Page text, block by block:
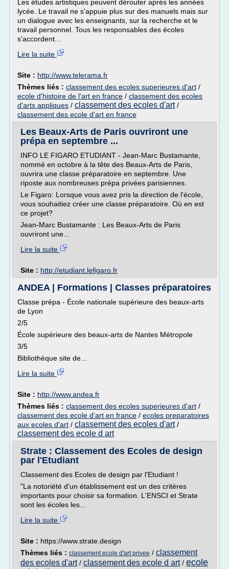
Les études artistiques peuvent dérouter après les années
lycée. Le travail ne s'appuie plus sur des manuels mais sur
un dialogue avec les enseignants, sur la recherche et le
travail personnel. Tous les responsables des écoles
s'accordent...
Lire la suite
Site : http://www.telerama.fr
Thèmes liés : classement des ecoles superieures d'art /
ecole d'histoire de l'art en france / classement des ecoles
d'arts appliques / classement des ecoles d'art/
classement des ecole d'art en france
Les Beaux-Arts de Paris ouvriront une
prépa en septembre ...
INFO LE FIGARO ETUDIANT - Jean-Marc Bustamante,
nommé en octobre à la tête des Beaux-Arts de Paris,
ouvrira une classe préparatoire en septembre. Une
riposte aux nombreuses prépa privées parisiennes.
Le Figaro: Lorsque vous avez pris la direction de l'école,
vous souhaitiez créer une classe préparatoire. Où en est
ce projet?
Jean-Marc Bustamante : Les Beaux-Arts de Paris
ouvriront une...
Lire la suite
Site : http://etudiant.lefigaro.fr
ANDEA | Formations | Classes préparatoires
Classe prépa - École nationale supérieure des beaux-arts
de Lyon
2/5
École supérieure des beaux-arts de Nantes Métropole
3/5
Bibliothèque site de...
Lire la suite
Site : http://www.andea.fr
Thèmes liés : classement des ecoles superieures d'art /
classement des ecole d'art en france / ecoles preparatoires
aux ecoles d'art / classement des ecoles d'art/
classement des ecole d art
Strate : Classement des Ecoles de design
par l'Etudiant
Classement des Ecoles de design par l'Etudiant !
"La notoriété d'un établissement est un des critères
importants pour choisir sa formation. L'ENSCI et Strate
sont les écoles les...
Lire la suite
Site : https://www.strate.design
Thèmes liés : classement ecole d'art privee / classement
des ecoles d'art/ classement des ecole d art/ ecole